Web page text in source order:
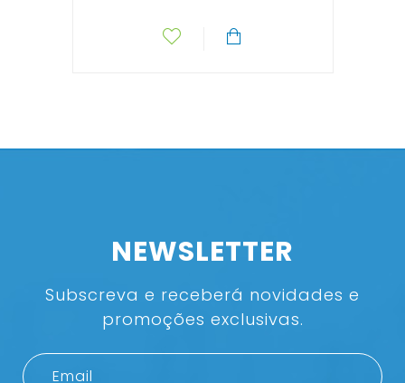
NEWSLETTER
Subscreva e receberá novidades e
promoções exclusivas.